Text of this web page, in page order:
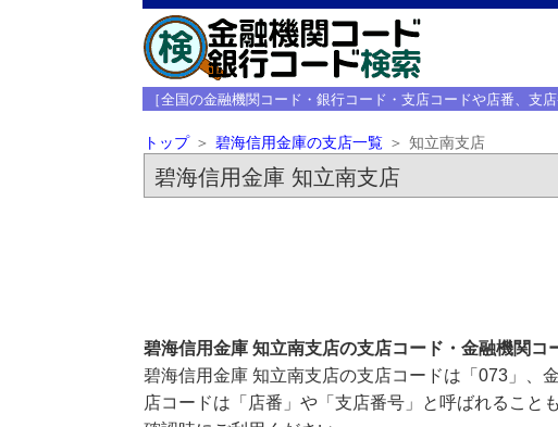
［全国の金融機関コード・銀行コード・支店コードや店番、支店
トップ 碧海信用金庫の支店一覧 知立南支店
碧海信用金庫 知立南支店
碧海信用金庫 知立南支店の支店コード・金融機関コ
碧海信用金庫 知立南支店の支店コードは「073」、
店コードは「店番」や「支店番号」と呼ばれること